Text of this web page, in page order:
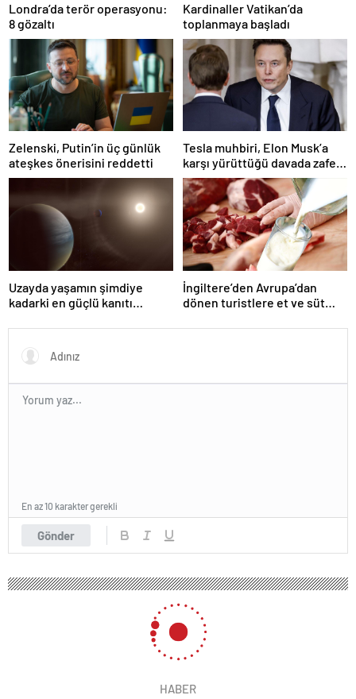
Londra’da terör operasyonu:
8 gözaltı
Kardinaller Vatikan’da
toplanmaya başladı
Zelenski, Putin’in üç günlük
ateşkes önerisini reddetti
Tesla muhbiri, Elon Musk’a
karşı yürüttüğü davada zafer
kazandı
Uzayda yaşamın şimdiye
kadarki en güçlü kanıtı
İngiltere’den Avrupa’dan
dönen turistlere et ve süt
Gönder
En az 10 karakter gerekli
HABER